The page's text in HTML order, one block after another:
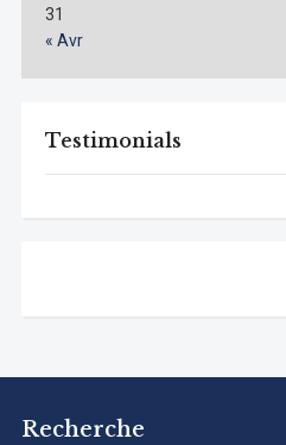
31
« Avr
Testimonials
Recherche